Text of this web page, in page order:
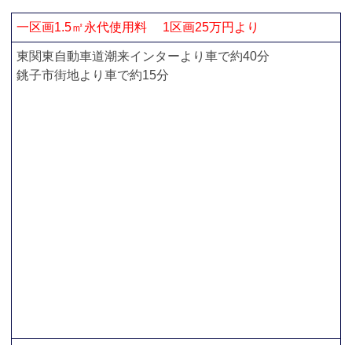
一区画1.5㎡永代使用料 1区画25万円より
東関東自動車道潮来インターより車で約40分
銚子市街地より車で約15分